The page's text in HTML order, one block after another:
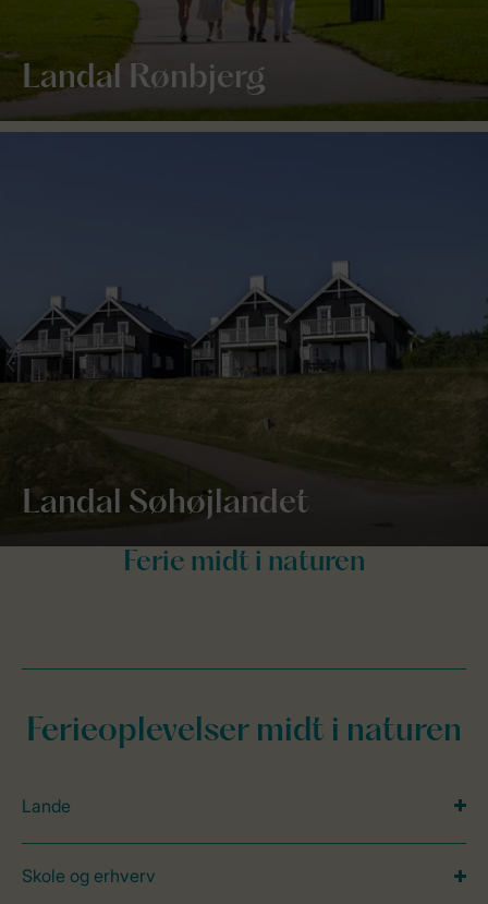
Landal Rønbjerg
Landal Søhøjlandet
Ferieoplevelser midt i naturen
Lande
Skole og erhverv